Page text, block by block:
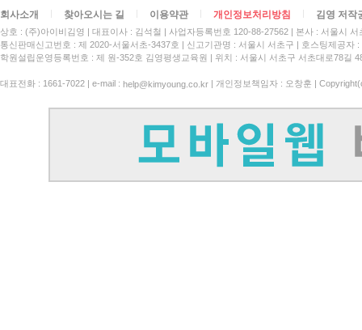
회사소개 찾아오시는 길 이용약관 개인정보처리방침 김영 저작
상호 : (주)아이비김영 대표이사 : 김석철 사업자등록번호 120-88-27562
본사 : 서울시
통신판매신고번호 : 제 2020-서울서초-3437호
신고기관명 : 서울시 서초구
호스팅제공자
학원설립운영등록번호 : 제 원-352호 김영평생교육원 | 위치 : 서울시 서초구 서초대로78길
대표전화 : 1661-7022 | e-mail : help@kimyoung.co.kr | 개인정보책임자 : 오창훈 |